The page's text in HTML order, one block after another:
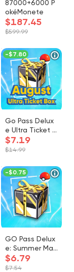
87000+6000 P
okéMonete
$187.45
$599.99
Go Pass Delux
e Ultra Ticket B
ox
$7.19
$14.99
-$7.80
GO Pass Delux
e: Summer Mar
athon: Arctic E
mbers Ultra Bo
$6.79
$7.54
-$0.75